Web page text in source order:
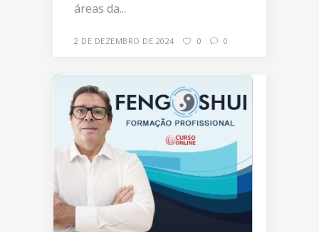
áreas da...
2 DE DEZEMBRO DE 2024 0 0